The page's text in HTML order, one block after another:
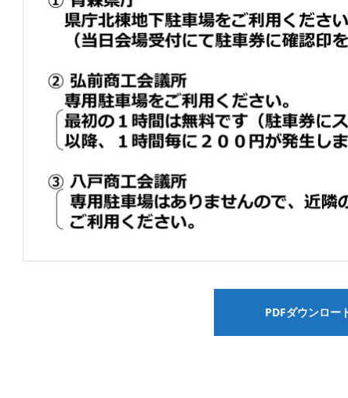
PDFダウンロー